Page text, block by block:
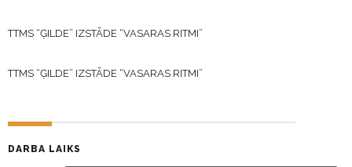
TTMS “ĢILDE” IZSTĀDE “VASARAS RITMI”
TTMS “ĢILDE” IZSTĀDE “VASARAS RITMI”
DARBA LAIKS